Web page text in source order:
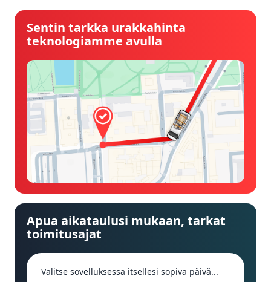
Sentin tarkka urakkahinta
teknologiamme avulla
Apua aikataulusi mukaan, tarkat
toimitusajat
Valitse sovelluksessa itsellesi sopiva päivä...